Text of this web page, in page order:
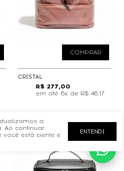
a
Ao continuar
está ciente e
ENTENDI
COMPRAR
CRISTAL
R$ 277,00
6x de R$ 46,17